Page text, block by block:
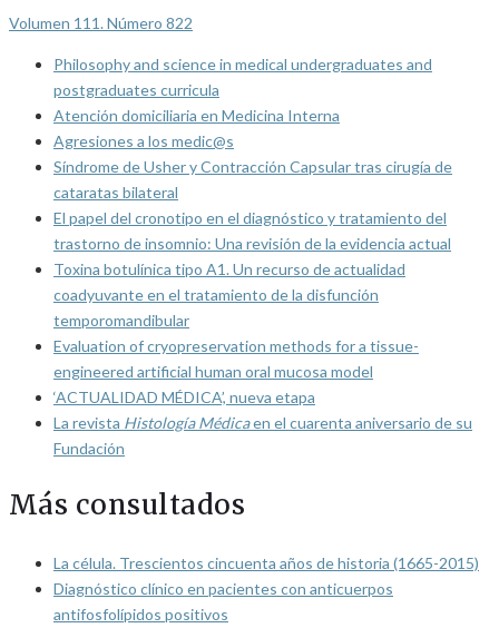
Volumen 111. Número 822
Philosophy and science in medical undergraduates and
postgraduates curricula
Atención domiciliaria en Medicina Interna
Agresiones a los medic@s
Síndrome de Usher y Contracción Capsular tras cirugía de
cataratas bilateral
El papel del cronotipo en el diagnóstico y tratamiento del
trastorno de insomnio: Una revisión de la evidencia actual
Toxina botulínica tipo A1. Un recurso de actualidad
coadyuvante en el tratamiento de la disfunción
temporomandibular
Evaluation of cryopreservation methods for a tissue-
engineered artificial human oral mucosa model
‘ACTUALIDAD MÉDICA’, nueva etapa
La revista Histología Médicaen el cuarenta aniversario de su
Fundación
Más consultados
La célula. Trescientos cincuenta años de historia (1665-2015)
Diagnóstico clínico en pacientes con anticuerpos
antifosfolípidos positivos